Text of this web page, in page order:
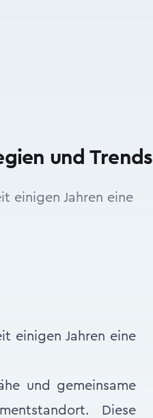
und Trends
einigen Jahren eine
einigen Jahren eine
und gemeinsame
Diese